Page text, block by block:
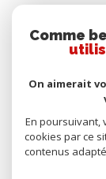
© 2026 | Tous
Plan du site-
Comme
On aimerait
En poursuivant,
cookies par ce
contenus